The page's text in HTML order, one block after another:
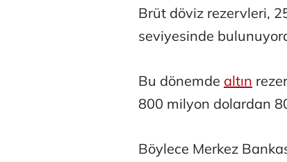
Brüt döviz rezervleri,
seviyesinde
Bu dönemde altın
800 milyon dolardan
Böylece Merkez